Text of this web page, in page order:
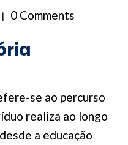
0 Comments
se ao percurso
realiza ao longo
a educação